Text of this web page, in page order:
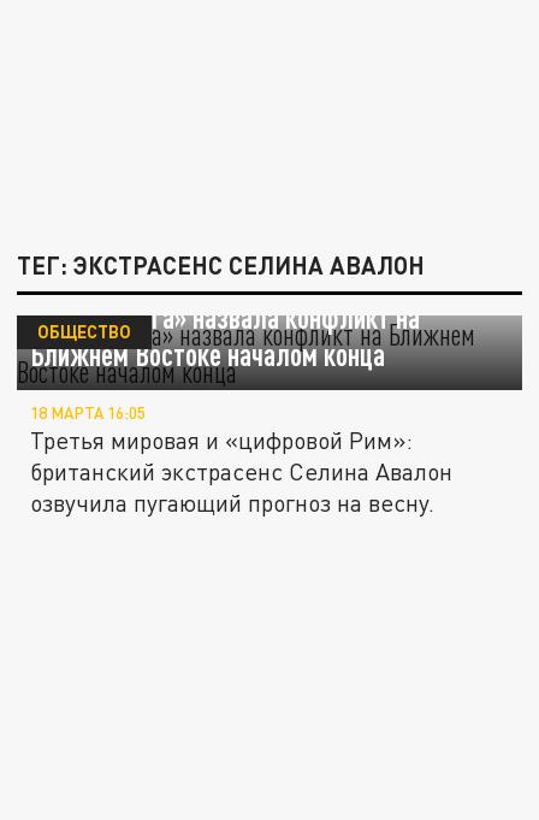
ТЕГ: ЭКСТРАСЕНС СЕЛИНА АВАЛОН
«Новая Ванга» назвала конфликт на
Ближнем Востоке началом конца
ОБЩЕСТВО
18 МАРТА 16:05
Третья мировая и «цифровой Рим»:
британский экстрасенс Селина Авалон
озвучила пугающий прогноз на весну.